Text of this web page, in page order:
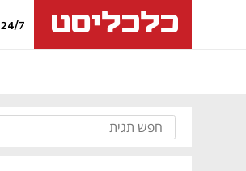
24/7